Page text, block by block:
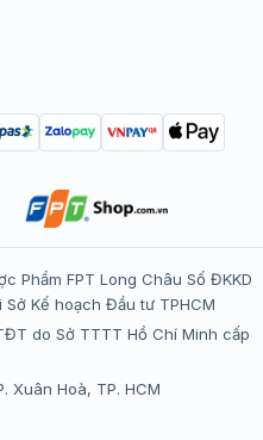
tại trung tâm tiêm chủng
nhận đặc quyền”
Phẩm FPT Long Châu Số ĐKKD
Kế hoạch Đầu tư TPHCM
do Sở TTTT Hồ Chí Minh cấp
Xuân Hoà, TP. HCM